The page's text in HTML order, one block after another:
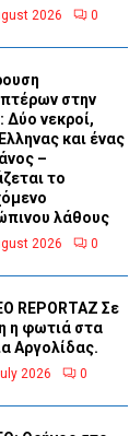
2026 0
στην
Δύο νεκροί,
και ένας
–
το
λάθους
2026 0
REPORTAZ Σε
η φωτιά στα
Αργολίδας.
2026 0